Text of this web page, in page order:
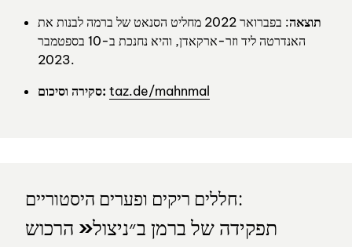
תוצאה
: בפברואר 2022 מחליט הסנאט של ברמה לבנות את
האנדרטה ליד וזר-ארקאדן, והיא נחנכת ב-10 בספטמבר
2023.
סקירה וסיכום: taz.de/mahnmal
חללים ריקים ופערים היסטוריים:
תפקידה של ברמן ב״ניצול« הרכוש